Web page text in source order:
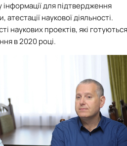
інформації для підтвердження
атестації наукової діяльності.
наукових проектів, які готуються
в 2020 році.